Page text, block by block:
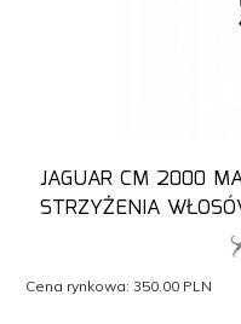
JAGUAR CM 2000
STRZYŻENIA
Cena rynkowa: 350.00 PLN